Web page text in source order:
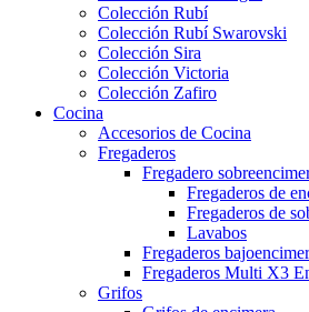
Colección Rubí
Colección Rubí Swarovski
Colección Sira
Colección Victoria
Colección Zafiro
Cocina
Accesorios de Cocina
Fregaderos
Fregadero
Fregaderos de
Fregaderos de
Lavabos
Fregaderos
Fregaderos Multi X3
Grifos